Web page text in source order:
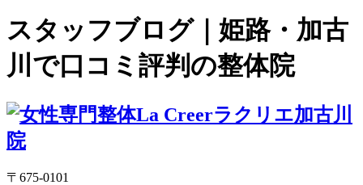
スタッフブログ｜姫路・加古
川で口コミ評判の整体院
〒675-0101